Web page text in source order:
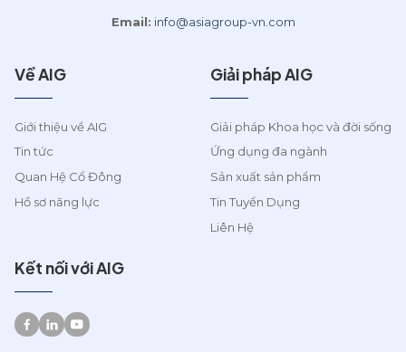
Email: info@asiagroup-vn.com
Về AIG
Giới thiệu về AIG
Tin tức
Quan Hệ Cổ Đông
Hồ sơ năng lực
Giải pháp AIG
Giải pháp Khoa học và đời sống
Ứng dụng đa ngành
Sản xuất sản phẩm
Tin Tuyển Dụng
Liên Hệ
Kết nối với AIG